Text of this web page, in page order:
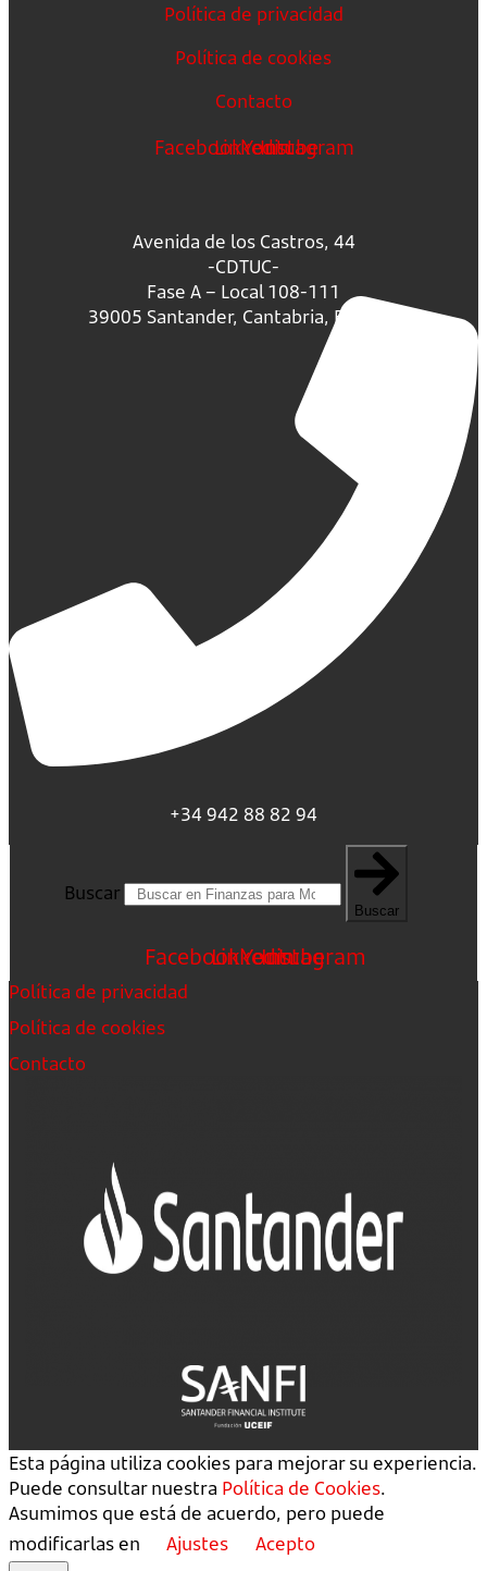
Política de privacidad
Política de cookies
Contacto
FacebookLinkedin
Youtube
Instagram
Avenida de los Castros, 44
-CDTUC-
Fase A – Local 108-111
39005 Santander, Cantabria, España.
+34 942 88 82 94
Buscar
Buscar
FacebookLinkedin
Youtube
Instagram
Política de privacidad
Política de cookies
Contacto
Esta página utiliza cookies para mejorar su experiencia.
Puede consultar nuestra Política de Cookies.
Asumimos que está de acuerdo, pero puede
modificarlas en
Ajustes Acepto